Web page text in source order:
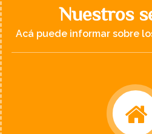
Nuestros
Acá puede informar sobre